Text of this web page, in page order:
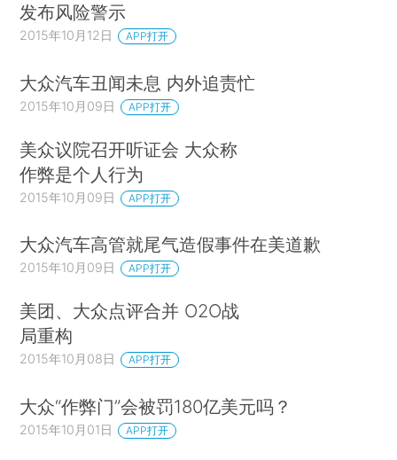
发布风险警示
2015年10月12日 APP打开
大众汽车丑闻未息 内外追责忙
2015年10月09日 APP打开
美众议院召开听证会 大众称
作弊是个人行为
2015年10月09日 APP打开
大众汽车高管就尾气造假事件在美道歉
2015年10月09日 APP打开
美团、大众点评合并 O2O战
局重构
2015年10月08日 APP打开
大众“作弊门”会被罚180亿美元吗？
2015年10月01日 APP打开